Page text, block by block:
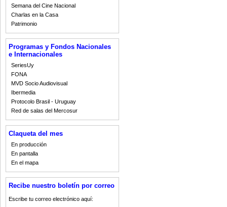
Semana del Cine Nacional
Charlas en la Casa
Patrimonio
Programas y Fondos Nacionales
e Internacionales
SeriesUy
FONA
MVD Socio Audiovisual
Ibermedia
Protocolo Brasil - Uruguay
Red de salas del Mercosur
Claqueta del mes
En producción
En pantalla
En el mapa
Recibe nuestro boletín por correo
Escribe tu correo electrónico aquí: